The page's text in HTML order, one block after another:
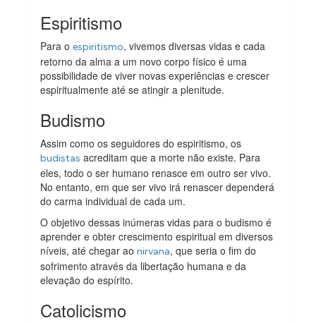
Espiritismo
Para oespiritismo, vivemos diversas vidas e cada
retorno da alma a um novo corpo físico é uma
possibilidade de viver novas experiências e crescer
espiritualmente até se atingir a plenitude.
Budismo
Assim como os seguidores do espiritismo, os
budistas acreditam que a morte não existe. Para
eles, todo o ser humano renasce em outro ser vivo.
No entanto, em que ser vivo irá renascer dependerá
do carma individual de cada um.
O objetivo dessas inúmeras vidas para o budismo é
aprender e obter crescimento espiritual em diversos
níveis, até chegar aonirvana, que seria o fim do
sofrimento através da libertação humana e da
elevação do espírito.
Catolicismo